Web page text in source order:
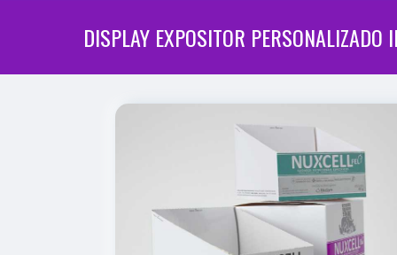
DISPLAY EXPOSITOR PERSONALIZADO